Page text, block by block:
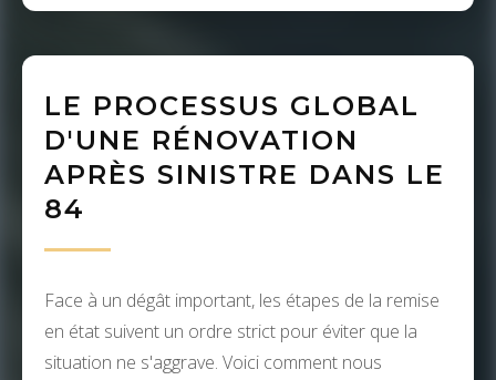
LE PROCESSUS GLOBAL
D'UNE RÉNOVATION
APRÈS SINISTRE DANS LE
84
Face à un dégât important, les étapes de la remise
en état suivent un ordre strict pour éviter que la
situation ne s'aggrave. Voici comment nous